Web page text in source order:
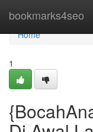
bookmarks4seo
Home
Home
1